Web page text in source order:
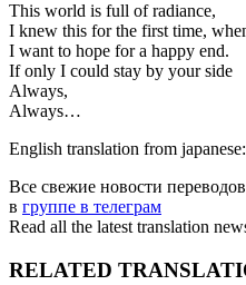
This world is full of radiance,
I knew this for the first time,
I want to hope for a happy end.
If only I could stay by your side
Always,
Always…
English translation from
Все свежие новости
в группе в телеграм
Read all the latest translation
RELATED